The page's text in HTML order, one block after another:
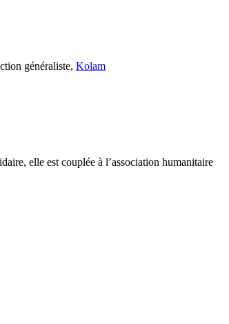
généraliste, Kolam
elle est couplée à l’association humanitaire